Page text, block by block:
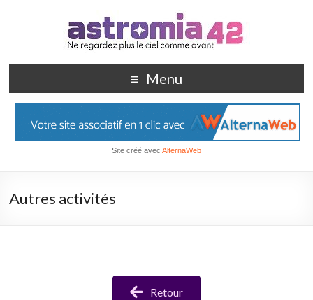
Menu
Site créé avec AlternaWeb
Autres activités
Retour